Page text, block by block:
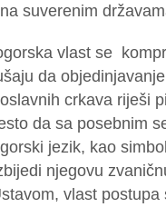
suverenim
vlast se
da
crkava riješi
da sa posebnim
jezik, kao
njegovu
vlast postupa